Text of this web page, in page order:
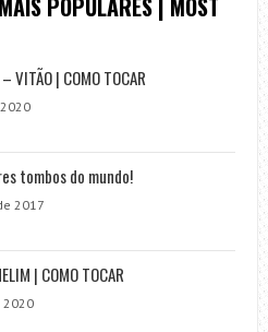
VITÃO | COMO TOCAR
tombos do mundo!
2017
| COMO TOCAR
2020